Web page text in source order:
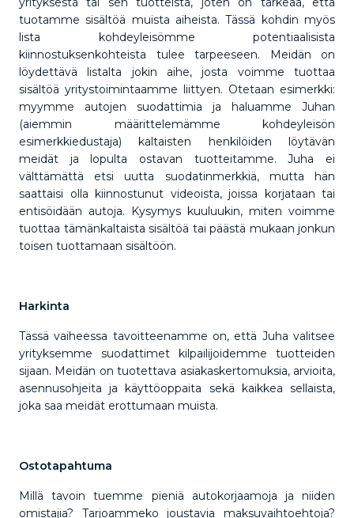
tuotamme sisältöä muista aiheista. Tässä kohdin myös
lista kohdeyleisömme potentiaalisista
kiinnostuksenkohteista tulee tarpeeseen. Meidän on
löydettävä listalta jokin aihe, josta voimme tuottaa
sisältöä yritystoimintaamme liittyen. Otetaan esimerkki:
myymme autojen suodattimia ja haluamme Juhan
(aiemmin määrittelemämme kohdeyleisön
esimerkkiedustaja) kaltaisten henkilöiden löytävän
meidät ja lopulta ostavan tuotteitamme. Juha ei
välttämättä etsi uutta suodatinmerkkiä, mutta hän
saattaisi olla kiinnostunut videoista, joissa korjataan tai
entisöidään autoja. Kysymys kuuluukin, miten voimme
tuottaa tämänkaltaista sisältöä tai päästä mukaan jonkun
toisen tuottamaan sisältöön.
Harkinta
Tässä vaiheessa tavoitteenamme on, että Juha valitsee
yrityksemme suodattimet kilpailijoidemme tuotteiden
sijaan. Meidän on tuotettava asiakaskertomuksia, arvioita,
asennusohjeita ja käyttöoppaita sekä kaikkea sellaista,
joka saa meidät erottumaan muista.
Ostotapahtuma
Millä tavoin tuemme pieniä autokorjaamoja ja niiden
omistajia? Tarjoammeko joustavia maksuvaihtoehtoja?